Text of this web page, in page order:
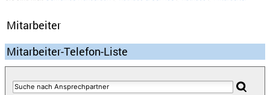
Mitarbeiter
Mitarbeiter-Telefon-Liste